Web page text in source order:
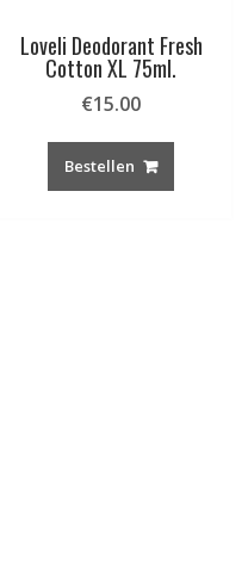
Loveli Deodorant Fresh
Cotton XL 75ml.
€15.00
Bestellen